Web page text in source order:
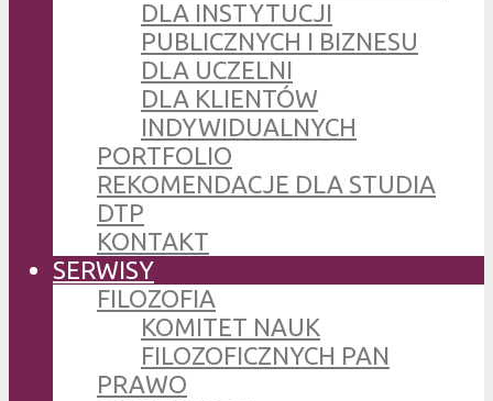
DLA INSTYTUCJI
PUBLICZNYCH I BIZNESU
DLA UCZELNI
DLA KLIENTÓW
INDYWIDUALNYCH
PORTFOLIO
REKOMENDACJE DLA STUDIA
DTP
KONTAKT
SERWISY
FILOZOFIA
KOMITET NAUK
FILOZOFICZNYCH PAN
PRAWO